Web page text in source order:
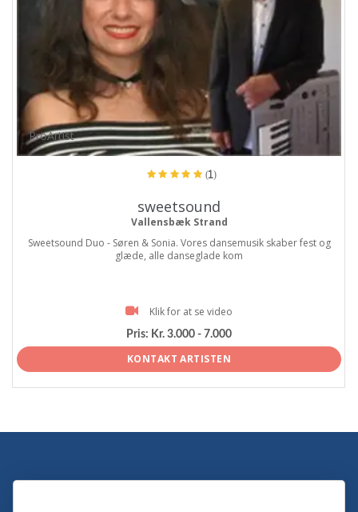
ProArtist
(1)
sweetsound
Vallensbæk Strand
Sweetsound Duo - Søren & Sonia. Vores dansemusik skaber fest og
glæde, alle danseglade kom
Klik for at se video
Pris: Kr. 3.000 - 7.000
KONTAKT ARTISTEN